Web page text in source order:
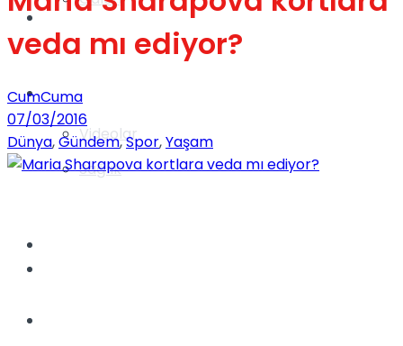
Videolar
Gündem
Yaşam
Sağlık
veda mı ediyor?
CumCuma
07/03/2016
Dünya,Gündem,Spor,Yaşam